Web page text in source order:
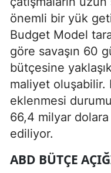
önemli bir yük
Budget Model
göre savaşın 60
bütçesine
maliyet oluşabilir.
eklenmesi
66,4 milyar
ediliyor.
ABD BÜTÇE